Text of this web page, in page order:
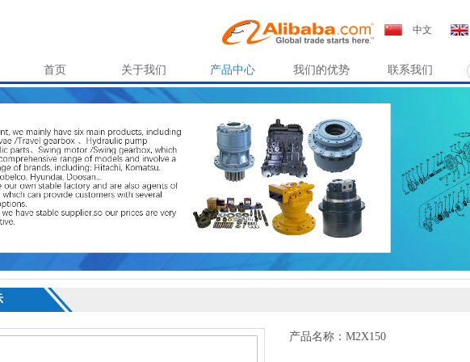
中文
首页 关于我们 产品中心 我们的优势 联系我们
产品名称：M2X150